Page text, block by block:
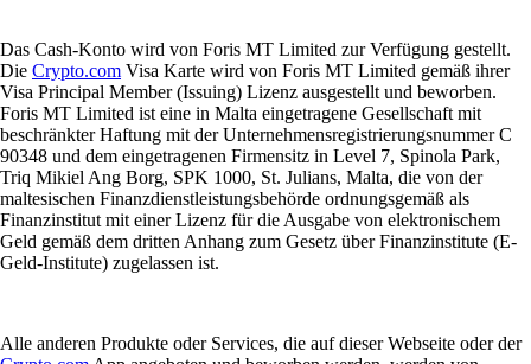
Das Cash-Konto wird von Foris MT Limited zur Verfügung gestellt.
Die Crypto.com Visa Karte wird von Foris MT Limited gemäß ihrer
Visa Principal Member (Issuing) Lizenz ausgestellt und beworben.
Foris MT Limited ist eine in Malta eingetragene Gesellschaft mit
beschränkter Haftung mit der Unternehmensregistrierungsnummer C
90348 und dem eingetragenen Firmensitz in Level 7, Spinola Park,
Triq Mikiel Ang Borg, SPK 1000, St. Julians, Malta, die von der
maltesischen Finanzdienstleistungsbehörde ordnungsgemäß als
Finanzinstitut mit einer Lizenz für die Ausgabe von elektronischem
Geld gemäß dem dritten Anhang zum Gesetz über Finanzinstitute (E-
Geld-Institute) zugelassen ist.
Alle anderen Produkte oder Services, die auf dieser Webseite oder der